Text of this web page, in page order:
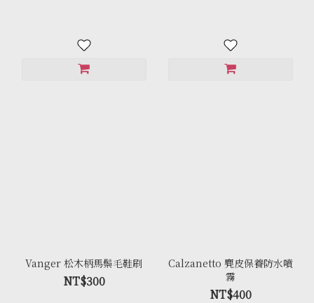
Vanger 松木柄馬鬃毛鞋刷
NT$300
Calzanetto 麂皮保養防水噴
霧
NT$400